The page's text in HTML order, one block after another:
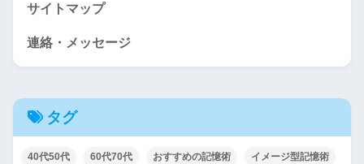
サイトマップ
連絡・メッセージ
タグ
40代50代 60代70代 おすすめの記憶術 イメージ型記憶術